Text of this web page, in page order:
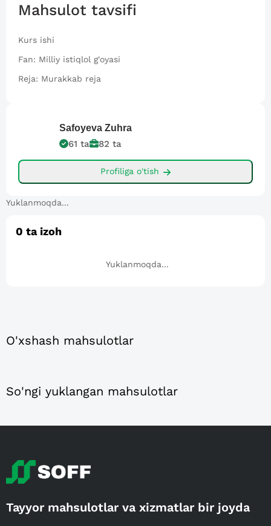
Mahsulot tavsifi
Kurs ishi
Fan: Milliy istiqlol g'oyasi
Reja: Murakkab reja
Safoyeva Zuhra
61 ta 82 ta
Profiliga o'tish
Yuklanmoqda...
0 ta izoh
Yuklanmoqda...
O'xshash mahsulotlar
So'ngi yuklangan mahsulotlar
Tayyor mahsulotlar va xizmatlar bir joyda